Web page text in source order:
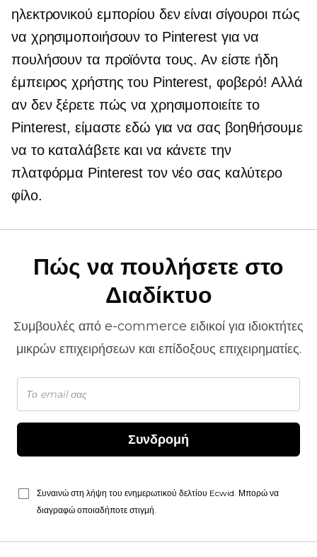
ηλεκτρονικού εμπορίου δεν είναι σίγουροι πώς
να χρησιμοποιήσουν το Pinterest για να
πουλήσουν τα προϊόντα τους. Αν είστε ήδη
έμπειρος χρήστης του Pinterest, φοβερό! Αλλά
αν δεν ξέρετε πώς να χρησιμοποιείτε το
Pinterest, είμαστε εδώ για να σας βοηθήσουμε
να το καταλάβετε και να κάνετε την
πλατφόρμα Pinterest τον νέο σας καλύτερο
φίλο.
Πώς να πουλήσετε στο
Διαδίκτυο
Συμβουλές από e-commerce ειδικοί για ιδιοκτήτες
μικρών επιχειρήσεων και επίδοξους επιχειρηματίες.
Συνδρομή
Συναινώ στη λήψη του ενημερωτικού δελτίου Ecwid. Μπορώ να
διαγραφώ οποιαδήποτε στιγμή.